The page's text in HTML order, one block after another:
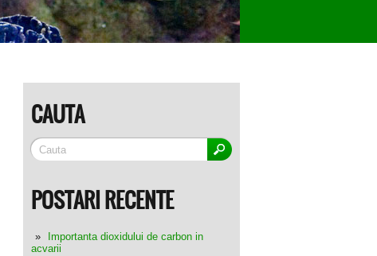
CAUTA
POSTARI RECENTE
Importanta dioxidului de carbon in
acvarii